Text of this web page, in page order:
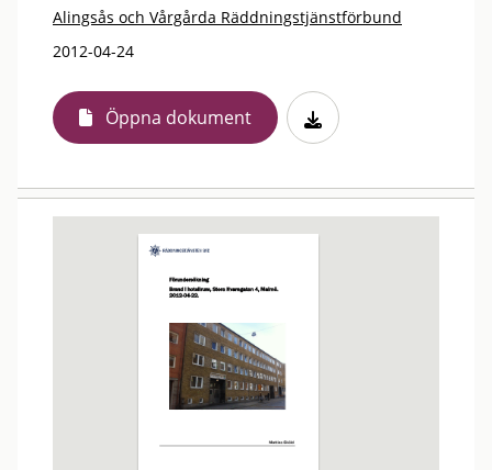
Alingsås och Vårgårda Räddningstjänstförbund
2012-04-24
Öppna dokument